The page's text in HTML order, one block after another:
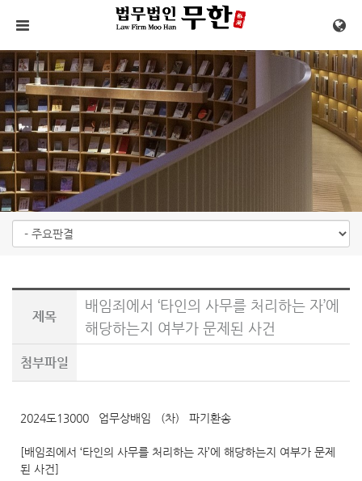
메뉴 건너뛰기
제목
배임죄에서 ‘타인의 사무를 처리하는 자’에
해당하는지 여부가 문제된 사건
첨부파일
2024도13000 업무상배임 (차) 파기환송
[배임죄에서 ‘타인의 사무를 처리하는 자’에 해당하는지 여부가 문제
된 사건]